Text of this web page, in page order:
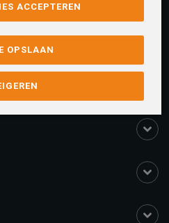
uur
ACCEPTEREN
OPSLAAN